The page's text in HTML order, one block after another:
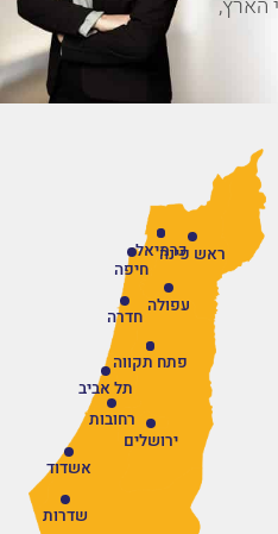
הארץ,
רחובות
תל אביב
חיפה
ירושלים
פתח תקווה
חדרה
אשדוד
שדרות
עפולה
ראש פינהכרמיאל